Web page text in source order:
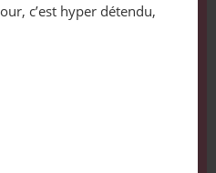
c’est hyper détendu,